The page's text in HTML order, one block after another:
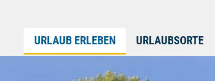
URLAUB ERLEBEN URLAUBSORTE